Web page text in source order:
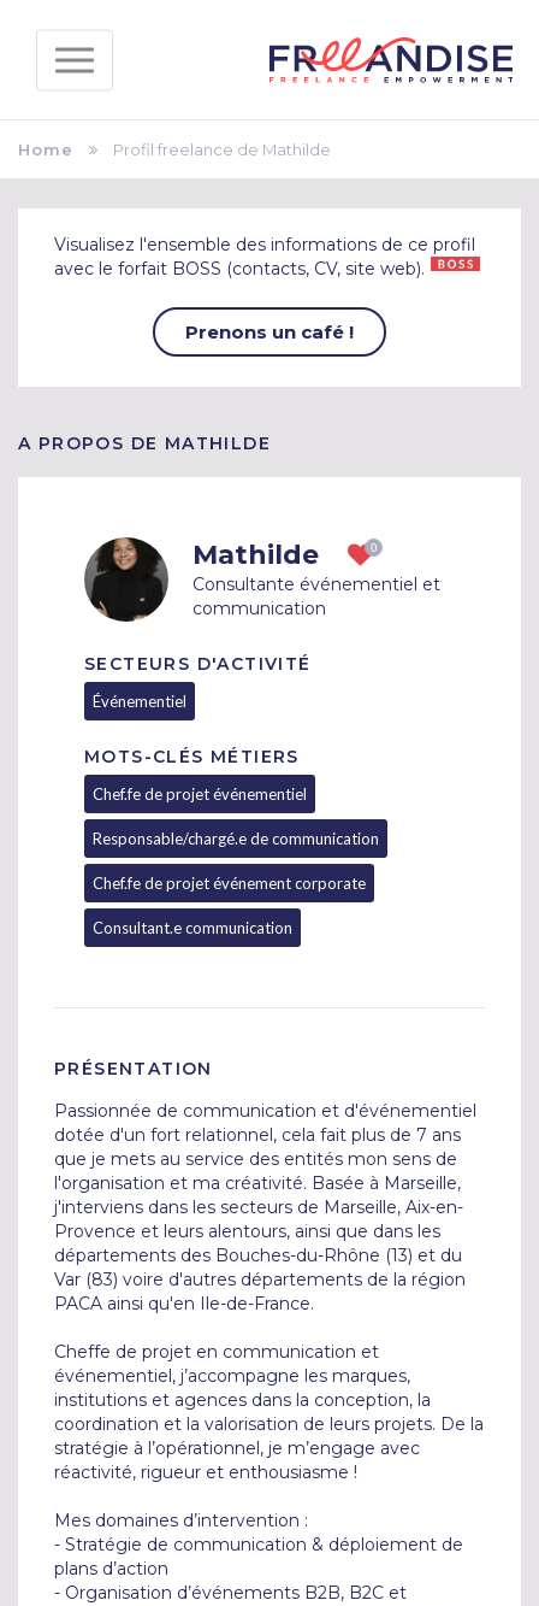
Home Profil freelance de Mathilde
Visualisez l'ensemble des informations de ce profil
avec le forfait BOSS (contacts, CV, site web).
Prenons un café !
A PROPOS DE MATHILDE
Mathilde
Consultante événementiel et
communication
SECTEURS D'ACTIVITÉ
Événementiel
MOTS-CLÉS MÉTIERS
Chef.fe de projet événementiel
Responsable/chargé.e de communication
Chef.fe de projet événement corporate
Consultant.e communication
PRÉSENTATION
Passionnée de communication et d'événementiel
dotée d'un fort relationnel, cela fait plus de 7 ans
que je mets au service des entités mon sens de
l'organisation et ma créativité. Basée à Marseille,
j'interviens dans les secteurs de Marseille, Aix-en-
Provence et leurs alentours, ainsi que dans les
départements des Bouches-du-Rhône (13) et du
Var (83) voire d'autres départements de la région
PACA ainsi qu'en Ile-de-France.
Cheffe de projet en communication et
événementiel, j’accompagne les marques,
institutions et agences dans la conception, la
coordination et la valorisation de leurs projets. De la
stratégie à l’opérationnel, je m’engage avec
réactivité, rigueur et enthousiasme !
Mes domaines d’intervention :
- Stratégie de communication & déploiement de
plans d’action
- Organisation d’événements B2B, B2C et